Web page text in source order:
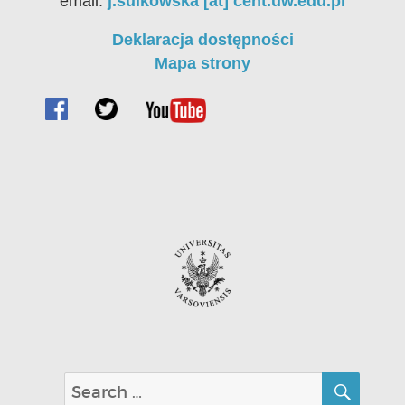
Deklaracja dostępności
Mapa strony
Search